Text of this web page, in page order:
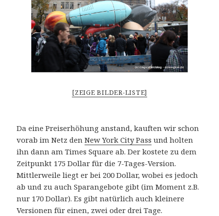
[ZEIGE BILDER-LISTE]
Da eine Preiserhöhung anstand, kauften wir schon
vorab im Netz denNew York City Pass und holten
ihn dann am Times Square ab. Der kostete zu dem
Zeitpunkt 175 Dollar für die 7-Tages-Version.
Mittlerweile liegt er bei 200 Dollar, wobei es jedoch
ab und zu auch Sparangebote gibt (im Moment z.B.
nur 170 Dollar). Es gibt natürlich auch kleinere
Versionen für einen, zwei oder drei Tage.